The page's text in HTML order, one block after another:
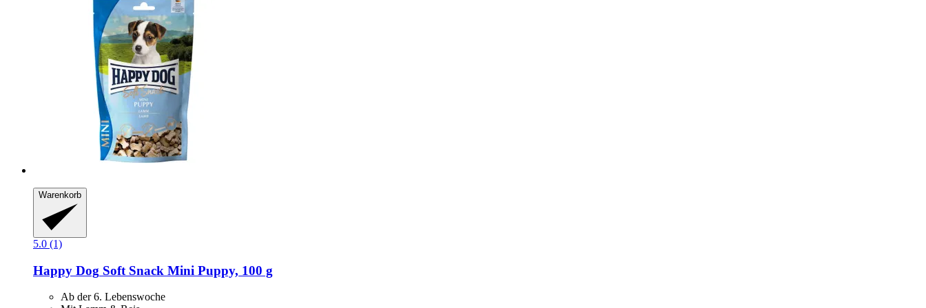
Warenkorb
5.0 (1)
Happy Dog Soft Snack Mini Puppy, 100 g
Ab der 6. Lebenswoche